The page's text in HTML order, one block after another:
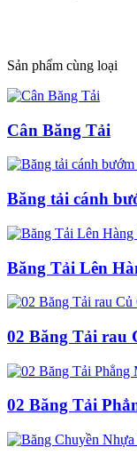
Sản phẩm cùng loại
Cân Băng Tải
Băng tải cánh
Băng Tải Lên
02 Băng Tải rau
02 Băng Tải